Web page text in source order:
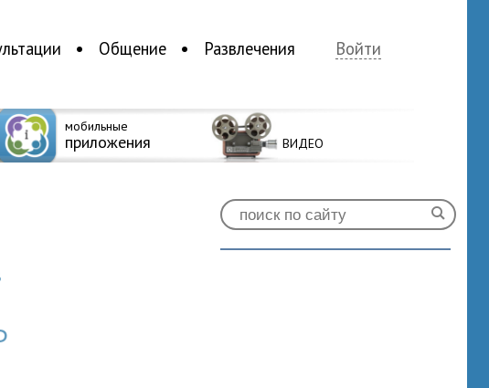
Общение Развлечения Войти
мобильные
приложения ВИДЕО